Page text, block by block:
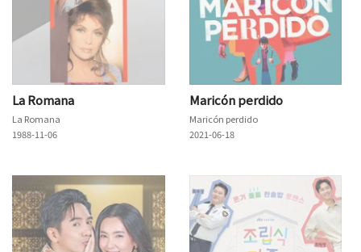
La Romana
La Romana
1988-11-06
Maricón perdido
Maricón perdido
2021-06-18